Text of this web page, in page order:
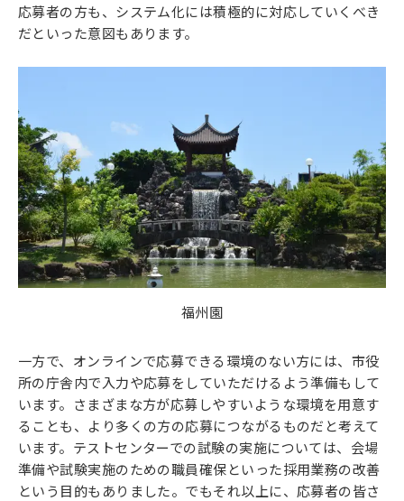
福州園
応募者の方も、システム化には積極的に対応していくべき
だといった意図もあります。
一方で、オンラインで応募できる環境のない方には、市役
所の庁舎内で入力や応募をしていただけるよう準備もして
います。さまざまな方が応募しやすいような環境を用意す
ることも、より多くの方の応募につながるものだと考えて
います。テストセンターでの試験の実施については、会場
準備や試験実施のための職員確保といった採用業務の改善
という目的もありました。でもそれ以上に、応募者の皆さ